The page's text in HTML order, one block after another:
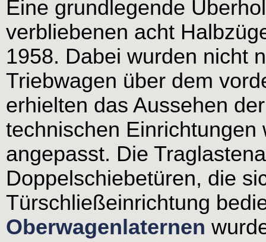
Eine grundlegende
verbliebenen acht
1958. Dabei wurden nicht
Triebwagen über dem
erhielten das Aussehen
technischen Einrichtungen
angepasst. Die
Doppelschiebetüren, die
Türschließeinrichtung
Oberwagenlaternen